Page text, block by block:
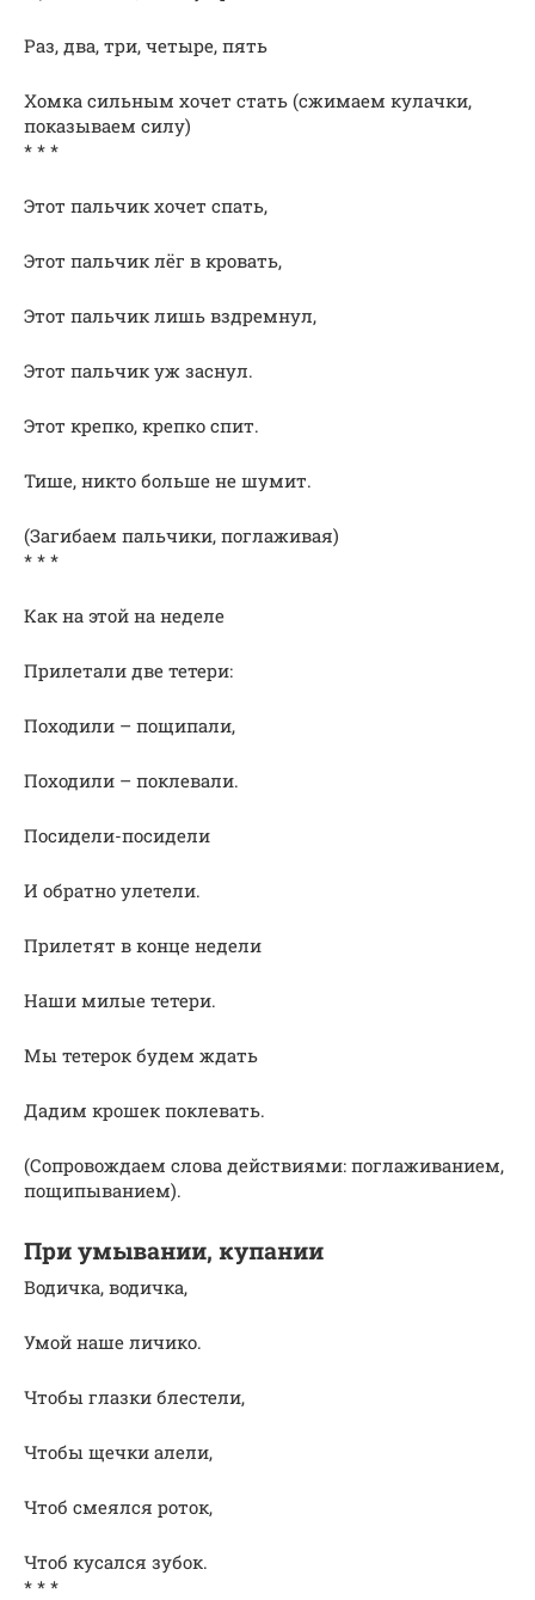
Раз, два, три, четыре, пять
Хомка сильным хочет стать (сжимаем кулачки,
показываем силу)
* * *
Этот пальчик хочет спать,
Этот пальчик лёг в кровать,
Этот пальчик лишь вздремнул,
Этот пальчик уж заснул.
Этот крепко, крепко спит.
Тише, никто больше не шумит.
(Загибаем пальчики, поглаживая)
* * *
Как на этой на неделе
Прилетали две тетери:
Походили – пощипали,
Походили – поклевали.
Посидели-посидели
И обратно улетели.
Прилетят в конце недели
Наши милые тетери.
Мы тетерок будем ждать
Дадим крошек поклевать.
(Сопровождаем слова действиями: поглаживанием,
пощипыванием).
При умывании, купании
Водичка, водичка,
Умой наше личико.
Чтобы глазки блестели,
Чтобы щечки алели,
Чтоб смеялся роток,
Чтоб кусался зубок.
* * *